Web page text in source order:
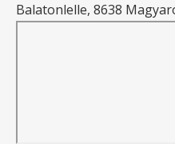
Balatonlelle, 8638